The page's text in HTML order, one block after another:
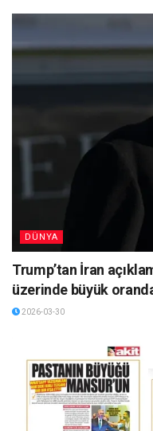
DÜNYA
Trump’tan İran
üzerinde büyük
2026-03-30